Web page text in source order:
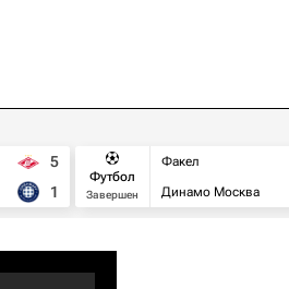
5
1
Футбол
Завершен
Факел
Динамо Москва